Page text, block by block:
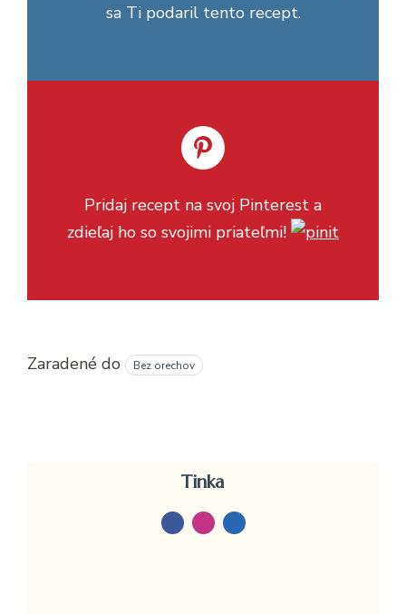
sa Ti podaril tento recept.
Pridaj recept na svoj Pinterest a
zdieľaj ho so svojimi priateľmi!
Zaradené do Bez orechov
Tinka